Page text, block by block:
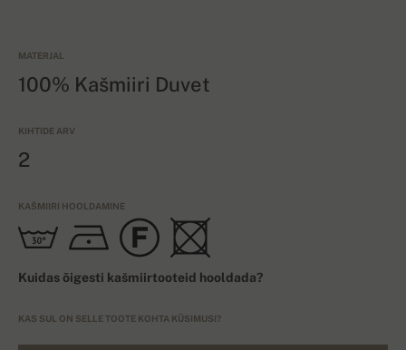
MATERJAL
100% Kašmiiri Duvet
KIHTIDE ARV
2
KAŠMIIRI HOOLDAMINE
Kuidas õigesti kašmiirtooteid hooldada?
KAS SUL ON SELLE TOOTE KOHTA KÜSIMUSI?